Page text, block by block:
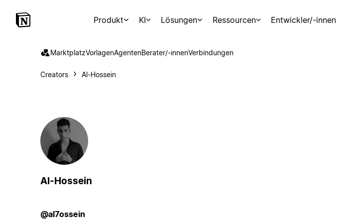
Produkt KI Lösungen Ressourcen Entwickler/-innen
MarktplatzVorlagenAgentenBerater/-innenVerbindungen
Creators Al-Hossein
Al-Hossein
@al7ossein